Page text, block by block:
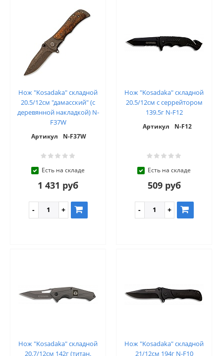
Нож "Kosadaka" складной
20.5/12см "дамасский" (с
деревянной накладкой) N-
F37W
Артикул N-F37W
Есть на складе
1 431 руб
Нож "Kosadaka" складной
20.5/12см с серрейтором
139.5г N-F12
Артикул N-F12
Есть на складе
509 руб
Нож "Kosadaka" складной
20.7/12см 142г (титан.
Нож "Kosadaka" складной
21/12см 194г N-F10